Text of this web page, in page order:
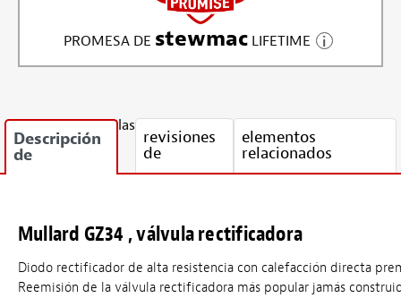
PROMESA DE stewmacLIFETIME
Descripción
de
las
revisiones
de
elementos
relacionados
Mullard GZ34 , válvula rectificadora
Diodo rectificador de alta resistencia con calefacción directa
Reemisión de la válvula rectificadora más popular jamás